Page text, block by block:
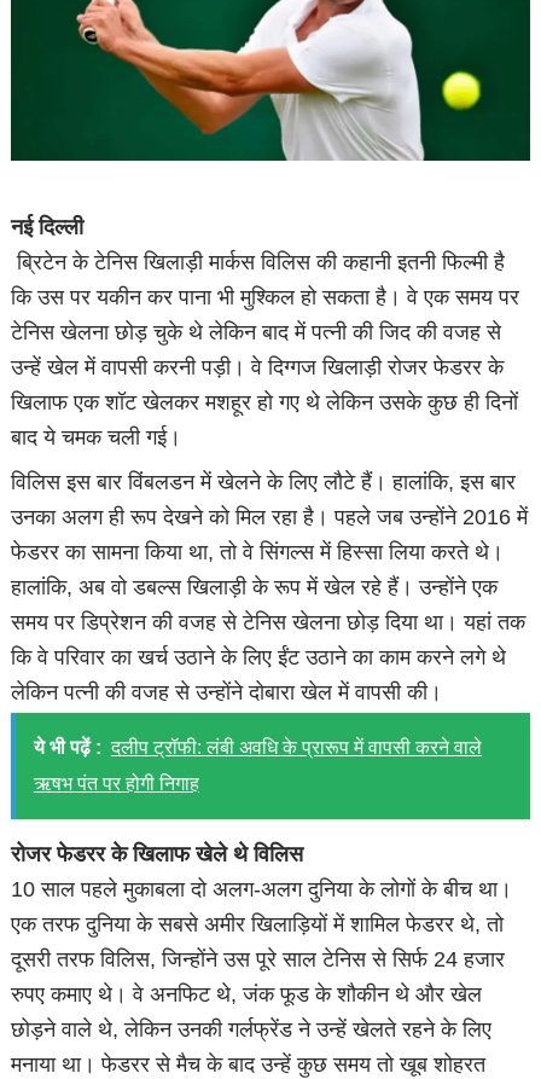
नई दिल्ली
ब्रिटेन के टेनिस खिलाड़ी मार्कस विलिस की कहानी इतनी फिल्मी है
कि उस पर यकीन कर पाना भी मुश्किल हो सकता है। वे एक समय पर
टेनिस खेलना छोड़ चुके थे लेकिन बाद में पत्नी की जिद की वजह से
उन्हें खेल में वापसी करनी पड़ी। वे दिग्गज खिलाड़ी रोजर फेडरर के
खिलाफ एक शॉट खेलकर मशहूर हो गए थे लेकिन उसके कुछ ही दिनों
बाद ये चमक चली गई।
विलिस इस बार विंबलडन में खेलने के लिए लौटे हैं। हालांकि, इस बार
उनका अलग ही रूप देखने को मिल रहा है। पहले जब उन्होंने 2016 में
फेडरर का सामना किया था, तो वे सिंगल्स में हिस्सा लिया करते थे।
हालांकि, अब वो डबल्स खिलाड़ी के रूप में खेल रहे हैं। उन्होंने एक
समय पर डिप्रेशन की वजह से टेनिस खेलना छोड़ दिया था। यहां तक
कि वे परिवार का खर्च उठाने के लिए ईंट उठाने का काम करने लगे थे
लेकिन पत्नी की वजह से उन्होंने दोबारा खेल में वापसी की।
ये भी पढ़ें : दलीप ट्रॉफी: लंबी अवधि के प्रारूप में वापसी करने वाले
ऋषभ पंत पर होगी निगाह
रोजर फेडरर के खिलाफ खेले थे विलिस
10 साल पहले मुकाबला दो अलग-अलग दुनिया के लोगों के बीच था।
एक तरफ दुनिया के सबसे अमीर खिलाड़ियों में शामिल फेडरर थे, तो
दूसरी तरफ विलिस, जिन्होंने उस पूरे साल टेनिस से सिर्फ 24 हजार
रुपए कमाए थे। वे अनफिट थे, जंक फूड के शौकीन थे और खेल
छोड़ने वाले थे, लेकिन उनकी गर्लफ्रेंड ने उन्हें खेलते रहने के लिए
मनाया था। फेडरर से मैच के बाद उन्हें कुछ समय तो खूब शोहरत